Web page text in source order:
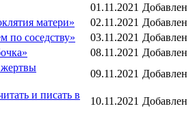
01.11.2021 Добавлен
матери»
02.11.2021 Добавлен
по соседству»
03.11.2021 Добавлен
08.11.2021 Добавлен
09.11.2021 Добавлен
и писать в
10.11.2021 Добавлен